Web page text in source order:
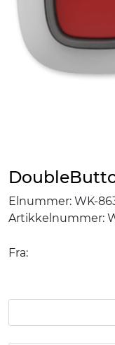
Elnummer: WK-
Artikkelnummer:
Fra: